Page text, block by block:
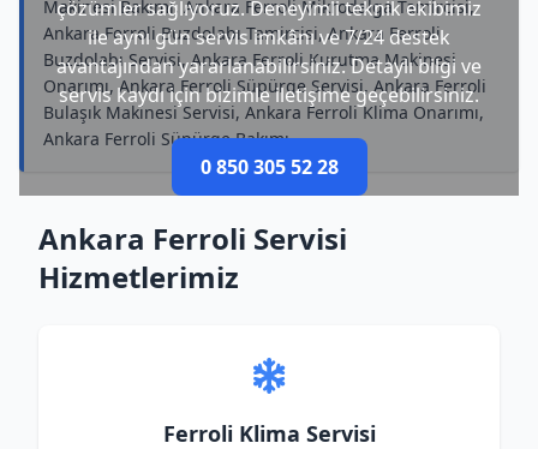
çözümler sağlıyoruz. Deneyimli teknik ekibimiz
ile aynı gün servis imkânı ve 7/24 destek
avantajından yararlanabilirsiniz. Detaylı bilgi ve
servis kaydı için bizimle iletişime geçebilirsiniz.
0 850 305 52 28
Makinesi Bakımı, Ankara Ferroli Mikrodalga Tamircisi,
Ankara Ferroli Buzdolabı Tamircisi, Ankara Ferroli
Buzdolabı Servisi, Ankara Ferroli Kurutma Makinesi
Onarımı, Ankara Ferroli Süpürge Servisi, Ankara Ferroli
Bulaşık Makinesi Servisi, Ankara Ferroli Klima Onarımı,
Ankara Ferroli Süpürge Bakımı
Ankara Ferroli Servisi
Hizmetlerimiz
Ferroli Klima Servisi